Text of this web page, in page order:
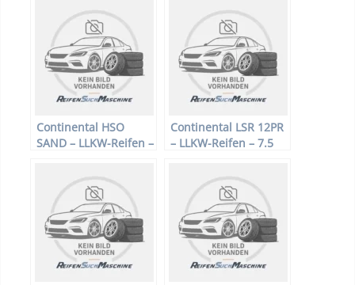
Sommerreifen
109/107R –
Winterreifen
Continental HSO
SAND – LLKW-Reifen –
Sommerreifen
Continental LSR 12PR
– LLKW-Reifen – 7.5
Sommerreifen